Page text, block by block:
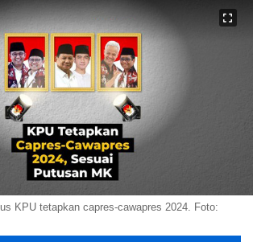
KPU tetapkan capres-cawapres 2024. Foto: